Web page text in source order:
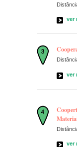
ver
ver
ver